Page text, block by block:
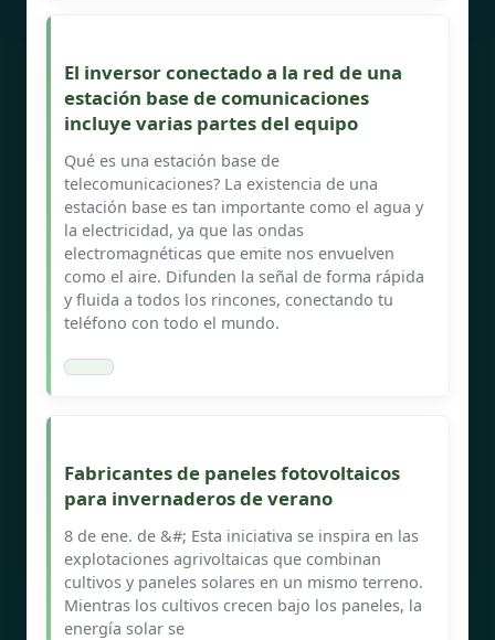
El inversor conectado a la red de una
estación base de comunicaciones
incluye varias partes del equipo
Qué es una estación base de
telecomunicaciones? La existencia de una
estación base es tan importante como el agua y
la electricidad, ya que las ondas
electromagnéticas que emite nos envuelven
como el aire. Difunden la señal de forma rápida
y fluida a todos los rincones, conectando tu
teléfono con todo el mundo.
Fabricantes de paneles fotovoltaicos
para invernaderos de verano
8 de ene. de &#; Esta iniciativa se inspira en las
explotaciones agrivoltaicas que combinan
cultivos y paneles solares en un mismo terreno.
Mientras los cultivos crecen bajo los paneles, la
energía solar se